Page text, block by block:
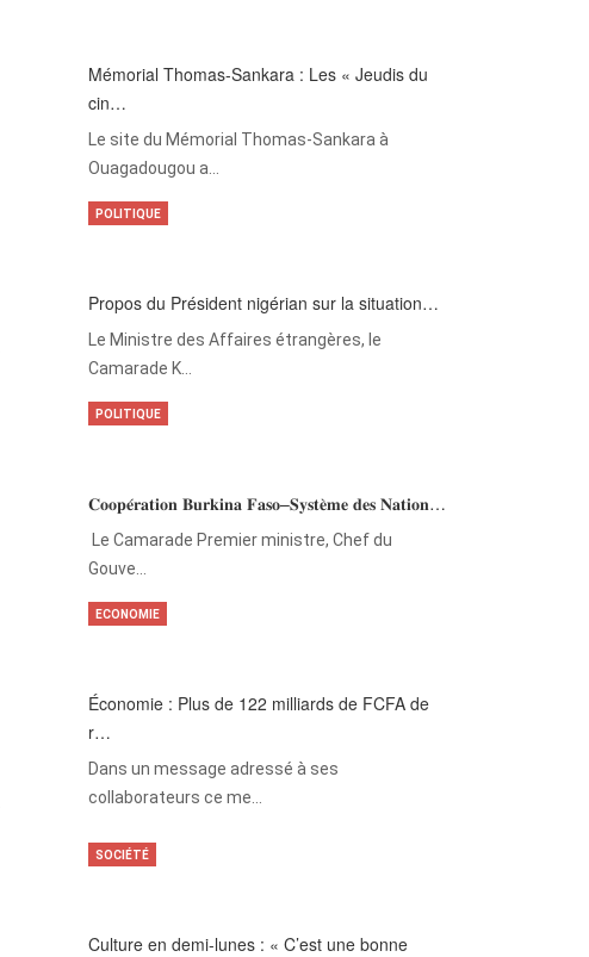
Mémorial Thomas-Sankara : Les « Jeudis du
cin…
Le site du Mémorial Thomas-Sankara à
Ouagadougou a…
Propos du Président nigérian sur la situation…
Le Ministre des Affaires étrangères, le
Camarade K…
POLITIQUE
𝐂𝐨𝐨𝐩𝐞́𝐫𝐚𝐭𝐢𝐨𝐧 𝐁𝐮𝐫𝐤𝐢𝐧𝐚 𝐅𝐚𝐬𝐨–𝐒𝐲𝐬𝐭𝐞̀𝐦𝐞 𝐝𝐞𝐬 𝐍𝐚𝐭𝐢𝐨𝐧…
‎Le Camarade Premier ministre, Chef du
Gouve…
POLITIQUE
Économie : Plus de 122 milliards de FCFA de
r…
Dans un message adressé à ses
collaborateurs ce me…
ECONOMIE
Culture en demi-lunes : « C’est une bonne
SOCIÉTÉ